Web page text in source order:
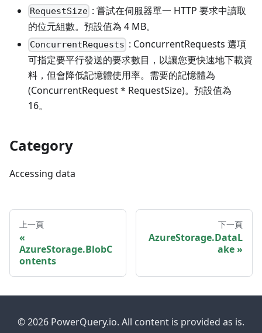
RequestSize : 嘗試在伺服器單一 HTTP 要求中讀取
的位元組數。預設值為 4 MB。
ConcurrentRequests : ConcurrentRequests 選項
可指定要平行發送的要求數目，以讓您更快速地下載資
料，但會降低記憶體使用率。需要的記憶體為
(ConcurrentRequest * RequestSize)。預設值為
16。
Category
Accessing data
上一頁
AzureStorage.BlobC
ontents
下一頁
AzureStorage.DataL
ake
© 2026 PowerQuery.io. All content is provided as is.